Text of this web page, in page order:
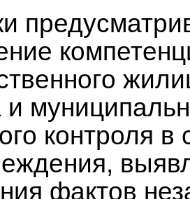
и
контроля в
фактов